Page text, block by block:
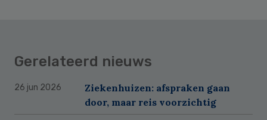
Gerelateerd nieuws
26 jun 2026
Ziekenhuizen: afspraken gaan
door, maar reis voorzichtig